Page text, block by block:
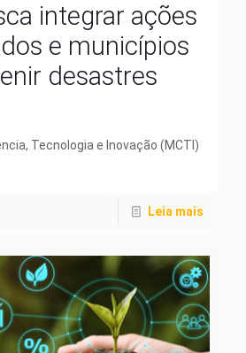
integrar ações
e municípios
desastres
Tecnologia e Inovação (MCTI)
Leia mais